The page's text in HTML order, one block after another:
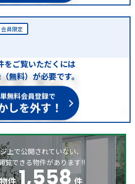
会員限定
をご覧いただくには
無料）が必要です。
無料会員登録で
しを外す！
上で公開されていない、
覧できる物件があります!!
件 1,558 件